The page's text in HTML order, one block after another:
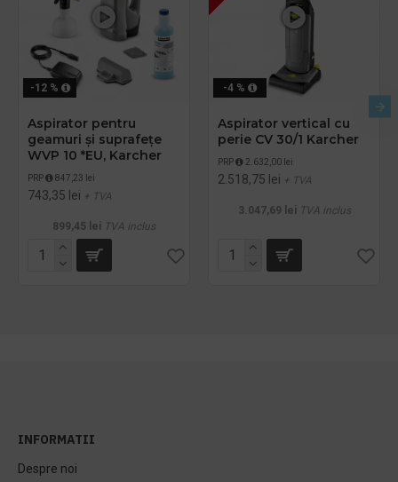
-12 %
Aspirator pentru
geamuri și suprafețe
WVP 10 *EU, Karcher
PRP 847,23 lei
743,35 lei + TVA
899,45 lei TVA inclus
-4 %
Aspirator vertical cu
perie CV 30/1 Karcher
PRP 2.632,00 lei
2.518,75 lei + TVA
3.047,69 lei TVA inclus
INFORMATII
Despre noi